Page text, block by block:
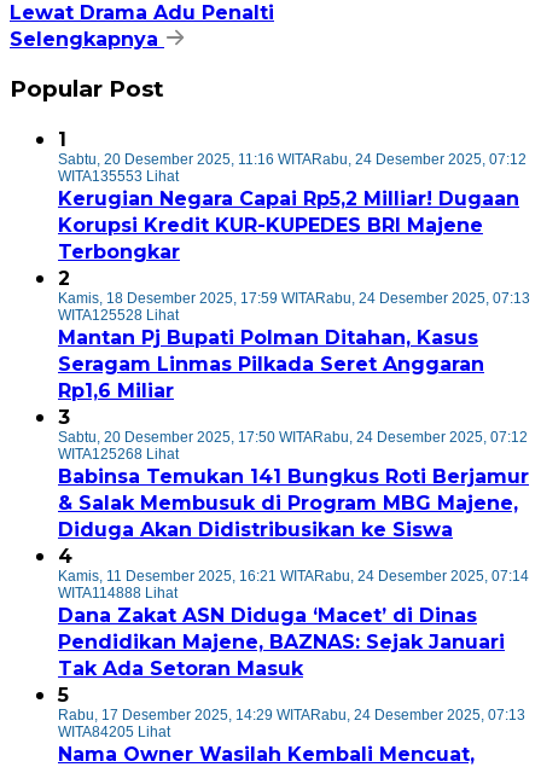
Lewat Drama Adu Penalti
Selengkapnya
Popular Post
1
Sabtu, 20 Desember 2025, 11:16 WITARabu, 24 Desember 2025, 07:12
WITA135553 Lihat
Kerugian Negara Capai Rp5,2 Milliar! Dugaan
Korupsi Kredit KUR-KUPEDES BRI Majene
Terbongkar
2
Kamis, 18 Desember 2025, 17:59 WITARabu, 24 Desember 2025, 07:13
WITA125528 Lihat
Mantan Pj Bupati Polman Ditahan, Kasus
Seragam Linmas Pilkada Seret Anggaran
Rp1,6 Miliar
3
Sabtu, 20 Desember 2025, 17:50 WITARabu, 24 Desember 2025, 07:12
WITA125268 Lihat
Babinsa Temukan 141 Bungkus Roti Berjamur
& Salak Membusuk di Program MBG Majene,
Diduga Akan Didistribusikan ke Siswa
4
Kamis, 11 Desember 2025, 16:21 WITARabu, 24 Desember 2025, 07:14
WITA114888 Lihat
Dana Zakat ASN Diduga ‘Macet’ di Dinas
Pendidikan Majene, BAZNAS: Sejak Januari
Tak Ada Setoran Masuk
5
Rabu, 17 Desember 2025, 14:29 WITARabu, 24 Desember 2025, 07:13
WITA84205 Lihat
Nama Owner Wasilah Kembali Mencuat,